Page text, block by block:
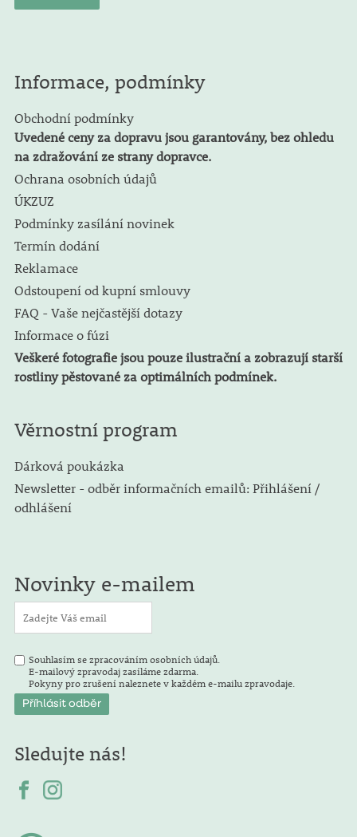
Informace, podmínky
Obchodní podmínky
Uvedené ceny za dopravu jsou garantovány, bez ohledu
na zdražování ze strany dopravce.
Ochrana osobních údajů
ÚKZUZ
Podmínky zasílání novinek
Termín dodání
Reklamace
Odstoupení od kupní smlouvy
FAQ - Vaše nejčastější dotazy
Informace o fúzi
Veškeré fotografie jsou pouze ilustrační a zobrazují starší
rostliny pěstované za optimálních podmínek.
Věrnostní program
Dárková poukázka
Newsletter - odběr informačních emailů: Přihlášení /
odhlášení
Novinky e-mailem
Souhlasím se zpracováním osobních údajů.
E-mailový zpravodaj zasíláme zdarma.
Pokyny pro zrušení naleznete v každém e-mailu zpravodaje.
Sledujte nás!